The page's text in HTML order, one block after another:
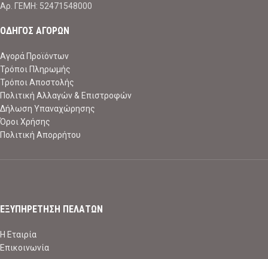
Aρ. ΓΕΜΗ: 52471548000
ΟΔΗΓΟΣ ΑΓΟΡΩΝ
Αγορά Προϊόντων
Τρόποι Πληρωμής
Τρόποι Αποστολής
Πολιτική Αλλαγών & Επιστροφών
Δήλωση Υπαναχώρησης
Όροι Χρήσης
Πολιτική Απορρήτου
ΕΞΥΠΗΡΕΤΗΣΗ ΠΕΛΑΤΩΝ
Η Εταιρία
Επικοινωνία